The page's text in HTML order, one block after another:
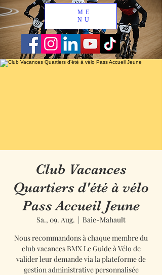
ME
NU
Club Vacances
Quartiers d'été à vélo
Pass Accueil Jeune
Sa., 09. Aug.
  |
Baie-Mahault
Nous recommandons à chaque membre du
club vacances BMX Le Guide à Vélo de
valider leur demande via la plateforme de
gestion administrative personnalisée